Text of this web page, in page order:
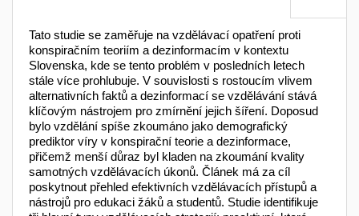
Tato studie se zaměřuje na vzdělávací opatření proti
konspiračním teoriím a dezinformacím v kontextu
Slovenska, kde se tento problém v posledních letech
stále více prohlubuje. V souvislosti s rostoucím vlivem
alternativních faktů a dezinformací se vzdělávání stává
klíčovým nástrojem pro zmírnění jejich šíření. Doposud
bylo vzdělání spíše zkoumáno jako demografický
prediktor víry v konspirační teorie a dezinformace,
přičemž menší důraz byl kladen na zkoumání kvality
samotných vzdělávacích úkonů. Článek má za cíl
poskytnout přehled efektivních vzdělávacích přístupů a
nástrojů pro edukaci žáků a studentů. Studie identifikuje